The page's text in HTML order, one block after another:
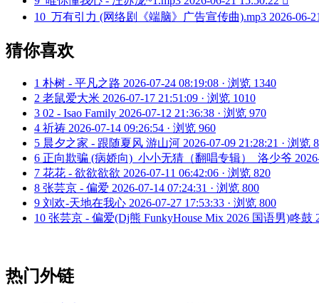
10 万有引力 (网络剧《端脑》广告宣传曲).mp3 2026-06-
猜你喜欢
1 朴树 - 平凡之路 2026-07-24 08:19:08 · 浏览 1340
2 老鼠爱大米 2026-07-17 21:51:09 · 浏览 1010
3 02 - Isao Family 2026-07-12 21:36:38 · 浏览 970
4 祈祷 2026-07-14 09:26:54 · 浏览 960
5 晨夕之家 - 跟随夏风 游山河 2026-07-09 21:28:21 · 浏览
6 正向欺骗 (病娇向)_小小无猜（翻唱专辑）_洛少爷
7 花花 - 欲欲欲欲 2026-07-11 06:42:06 · 浏览 820
8 张芸京 - 偏爱 2026-07-14 07:24:31 · 浏览 800
9 刘欢-天地在我心 2026-07-27 17:53:33 · 浏览 800
10 张芸京 - 偏爱(Dj熊 FunkyHouse Mix 2026 国语男)咚鼓
热门外链